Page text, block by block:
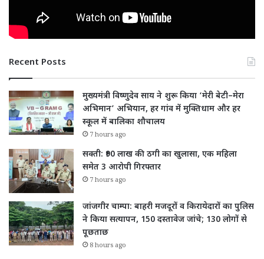
Recent Posts
मुख्यमंत्री विष्णुदेव साय ने शुरू किया ‘मेरी बेटी–मेरा
अभिमान’ अभियान, हर गांव में मुक्तिधाम और हर
स्कूल में बालिका शौचालय
7 hours ago
सक्ती: ₹90 लाख की ठगी का खुलासा, एक महिला
समेत 3 आरोपी गिरफ्तार
7 hours ago
जांजगीर चाम्पा: बाहरी मजदूरों व किरायेदारों का पुलिस
ने किया सत्यापन, 150 दस्तावेज जांचे; 130 लोगों से
पूछताछ
8 hours ago